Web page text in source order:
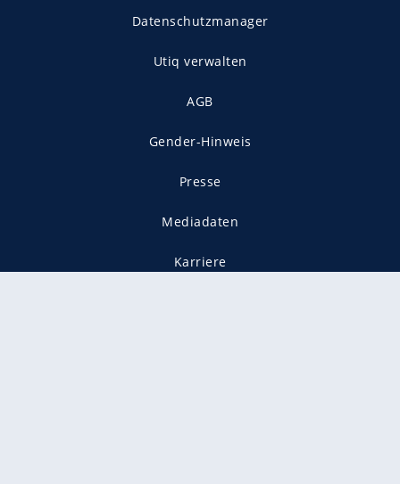
Datenschutzmanager
Utiq verwalten
AGB
Gender-Hinweis
Presse
Mediadaten
Karriere